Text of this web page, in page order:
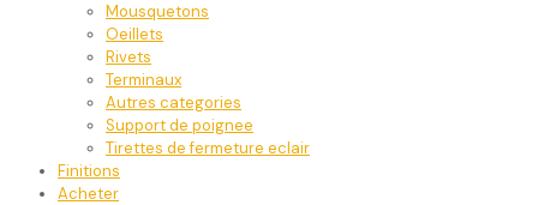
Mousquetons
Oeillets
Rivets
Terminaux
Autres categories
Support de poignee
Tirettes de fermeture eclair
Finitions
Acheter